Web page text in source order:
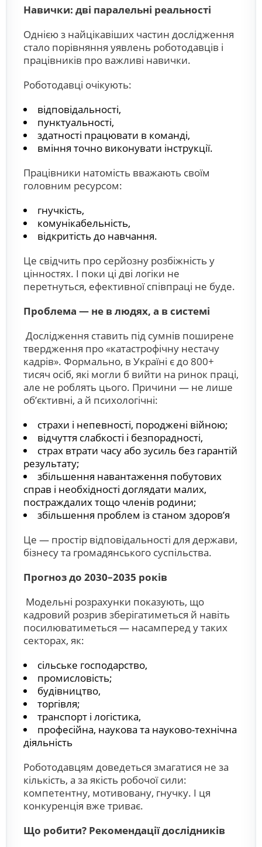
Навички: дві паралельні реальності
Однією з найцікавіших частин дослідження
стало порівняння уявлень роботодавців і
працівників про важливі навички.
Роботодавці очікують:
відповідальності,
пунктуальності,
здатності працювати в команді,
вміння точно виконувати інструкції.
Працівники натомість вважають своїм
головним ресурсом:
гнучкість,
комунікабельність,
відкритість до навчання.
Це свідчить про серйозну розбіжність у
цінностях. І поки ці дві логіки не
перетнуться, ефективної співпраці не буде.
Проблема — не в людях, а в системі
Дослідження ставить під сумнів поширене
твердження про «катастрофічну нестачу
кадрів». Формально, в Україні є до 800+
тисяч осіб, які могли б вийти на ринок праці,
але не роблять цього. Причини — не лише
об’єктивні, а й психологічні:
страхи і непевності, породжені війною;
відчуття слабкості і безпорадності,
страх втрати часу або зусиль без гарантій
результату;
збільшення навантаження побутових
справ і необхідності доглядати малих,
постраждалих тощо членів родини;
збільшення проблем із станом здоров’я
Це — простір відповідальності для держави,
бізнесу та громадянського суспільства.
Прогноз до 2030–2035 років
Модельні розрахунки показують, що
кадровий розрив зберігатиметься й навіть
посилюватиметься — насамперед у таких
секторах, як:
сільське господарство,
промисловість;
будівництво,
торгівля;
транспорт і логістика,
професійна, наукова та науково-технічна
діяльність
Роботодавцям доведеться змагатися не за
кількість, а за якість робочої сили:
компетентну, мотивовану, гнучку. І ця
конкуренція вже триває.
Що робити? Рекомендації дослідників